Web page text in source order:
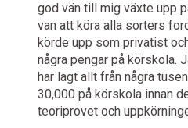
god vän till mig växte upp
van att köra alla sorters
körde upp som privatist
några pengar på körskola.
har lagt allt från några
30,000 på körskola innan
teoriprovet och